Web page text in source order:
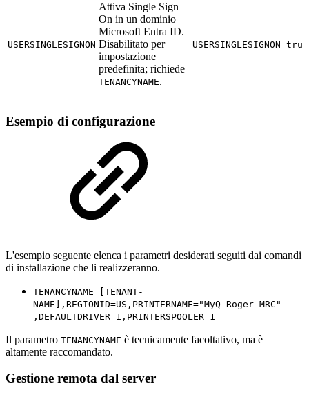
USERSINGLESIGNON
Attiva Single Sign
On in un dominio
Microsoft Entra ID.
Disabilitato per
impostazione
predefinita; richiede
TENANCYNAME.
USERSINGLESIGNON=true
Esempio di configurazione
L'esempio seguente elenca i parametri desiderati seguiti dai comandi
di installazione che li realizzeranno.
TENANCYNAME=[TENANT-
NAME],REGIONID=US,PRINTERNAME="MyQ-Roger-MRC"
,DEFAULTDRIVER=1,PRINTERSPOOLER=1
Il parametro TENANCYNAME è tecnicamente facoltativo, ma è
altamente raccomandato.
Gestione remota dal server